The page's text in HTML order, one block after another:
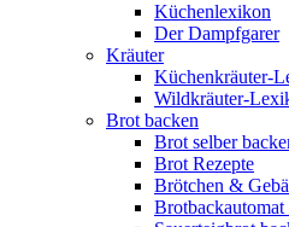
Küchenlexikon
Der Dampfgarer
Kräuter
Küchenkräuter-
Wildkräuter-
Brot backen
Brot selber
Brot Rezepte
Brötchen &